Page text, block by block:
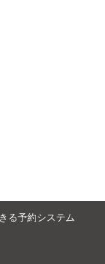
る予約システム